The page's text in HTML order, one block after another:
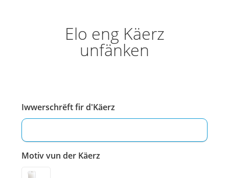
Elo eng Käerz
unfänken
Iwwerschrëft fir d'Käerz
Motiv vun der Käerz